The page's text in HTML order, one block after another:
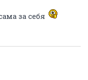
за себя